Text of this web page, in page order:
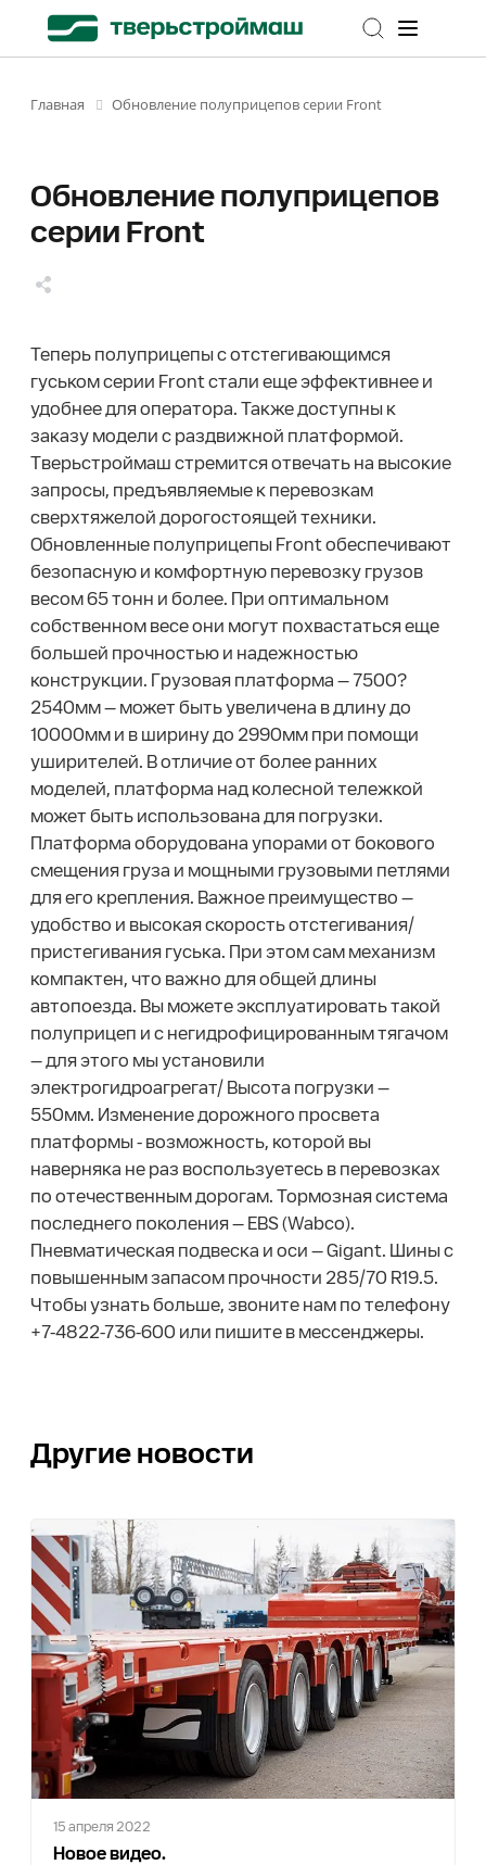
Главная Обновление полуприцепов серии Front
Обновление полуприцепов
серии Front
Теперь полуприцепы с отстегивающимся
гуськом серии Front стали еще эффективнее и
удобнее для оператора. Также доступны к
заказу модели с раздвижной платформой.
Тверьстроймаш стремится отвечать на высокие
запросы, предъявляемые к перевозкам
сверхтяжелой дорогостоящей техники.
Обновленные полуприцепы Front обеспечивают
безопасную и комфортную перевозку грузов
весом 65 тонн и более. При оптимальном
собственном весе они могут похвастаться еще
большей прочностью и надежностью
конструкции. Грузовая платформа — 7500?
2540мм — может быть увеличена в длину до
10000мм и в ширину до 2990мм при помощи
уширителей. В отличие от более ранних
моделей, платформа над колесной тележкой
может быть использована для погрузки.
Платформа оборудована упорами от бокового
смещения груза и мощными грузовыми петлями
для его крепления. Важное преимущество —
удобство и высокая скорость отстегивания/
пристегивания гуська. При этом сам механизм
компактен, что важно для общей длины
автопоезда. Вы можете эксплуатировать такой
полуприцеп и с негидрофицированным тягачом
— для этого мы установили
электрогидроагрегат/ Высота погрузки —
550мм. Изменение дорожного просвета
платформы - возможность, которой вы
наверняка не раз воспользуетесь в перевозках
по отечественным дорогам. Тормозная система
последнего поколения — EBS (Wabco).
Пневматическая подвеска и оси — Gigant. Шины с
повышенным запасом прочности 285/70 R19.5.
Чтобы узнать больше, звоните нам по телефону
+7-4822-736-600 или пишите в мессенджеры.
Другие новости
15 апреля 2022
Новое видео.